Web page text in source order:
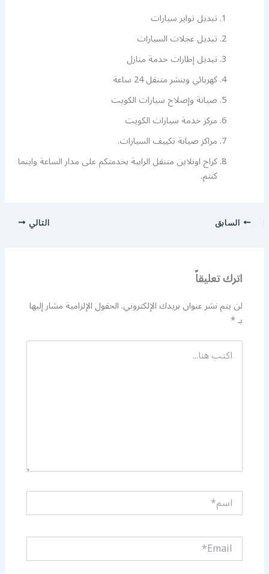
تبديل تواير سيارات
تبديل عجلات السيارات
تبديل إطارات خدمة منازل
كهربائي وبنشر متنقل 24 ساعة
صيانة وإصلاح سيارات الكويت
مركز خدمة سيارات الكويت
مراكز صيانة تكييف السيارات.
كراج اونلاين متنقل الرابية بخدمتكم على مدار الساعة واينما
كنتم.
السابق التالي
اترك تعليقاً
لن يتم نشر عنوان بريدك الإلكتروني.الحقول الإلزامية مشار إليها
بـ*
اكتب
هنا...
اسم*
Email*